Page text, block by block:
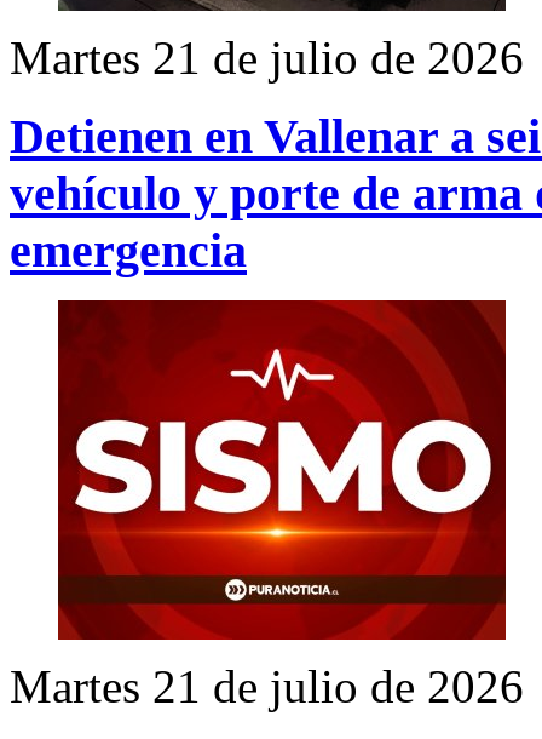
Martes 21 de julio de 2026
Detienen en Vallenar a
vehículo y porte de arma
emergencia
Martes 21 de julio de 2026